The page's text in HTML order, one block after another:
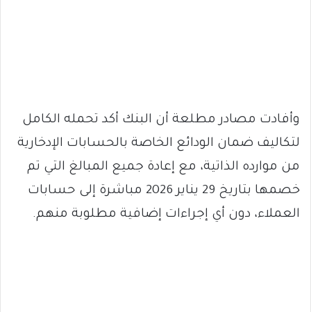
وأفادت مصادر مطلعة أن البنك أكد تحمله الكامل
لتكاليف ضمان الودائع الخاصة بالحسابات الإدخارية
من موارده الذاتية، مع إعادة جميع المبالغ التي تم
خصمها بتاريخ 29 يناير 2026 مباشرة إلى حسابات
العملاء، دون أي إجراءات إضافية مطلوبة منهم.